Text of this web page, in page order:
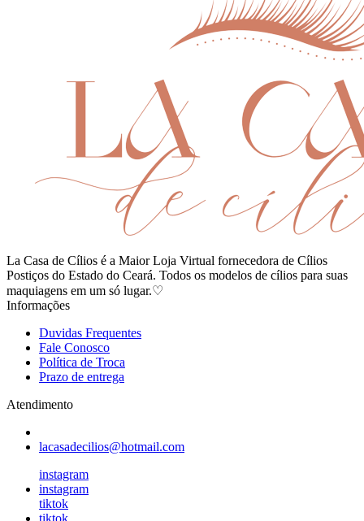
La Casa de Cílios é a Maior Loja Virtual fornecedora de Cílios
Postiços do Estado do Ceará. Todos os modelos de cílios para suas
maquiagens em um só lugar.♡
Informações
Duvidas Frequentes
Fale Conosco
Política de Troca
Prazo de entrega
Atendimento
lacasadecilios@hotmail.com
instagram
instagram
tiktok
tiktok